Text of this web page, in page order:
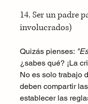
14. Ser un padre
involucrados)
Quizás pienses:
¿sabes qué? ¡La
No es solo trabajo
deben compartir
establecer las